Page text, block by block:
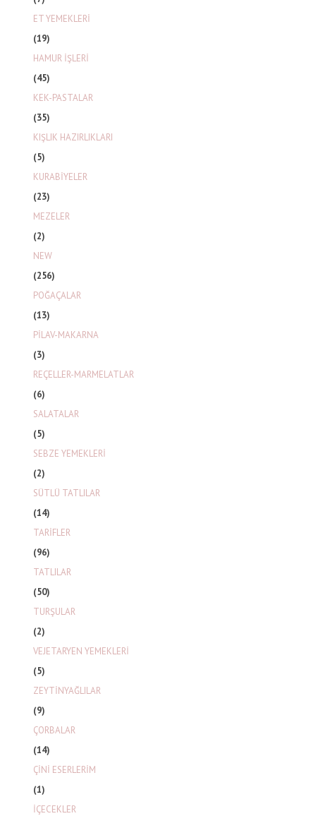
ET YEMEKLERİ
(19)
HAMUR İŞLERİ
(45)
KEK-PASTALAR
(35)
KIŞLIK HAZIRLIKLARI
(5)
KURABİYELER
(23)
MEZELER
(2)
NEW
(256)
POĞAÇALAR
(13)
PİLAV-MAKARNA
(3)
REÇELLER-MARMELATLAR
(6)
SALATALAR
(5)
SEBZE YEMEKLERİ
(2)
SÜTLÜ TATLILAR
(14)
TARİFLER
(96)
TATLILAR
(50)
TURŞULAR
(2)
VEJETARYEN YEMEKLERİ
(5)
ZEYTİNYAĞLILAR
(9)
ÇORBALAR
(14)
ÇİNİ ESERLERİM
(1)
İÇECEKLER